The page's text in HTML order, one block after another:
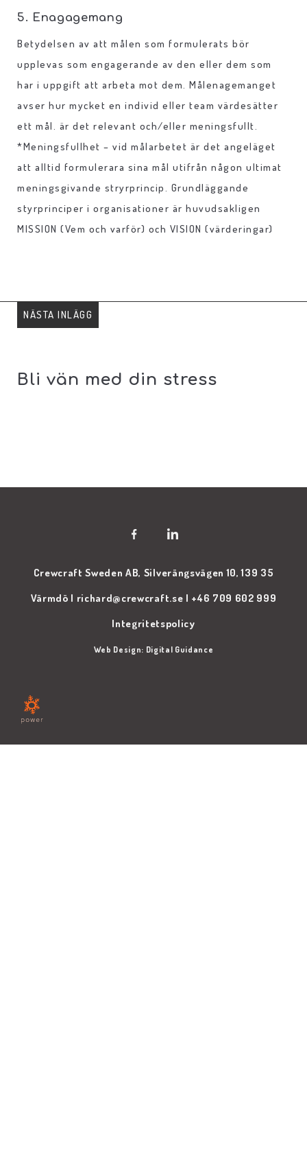
5. Enagagemang
Betydelsen av att målen som formulerats bör
upplevas som engagerande av den eller dem som
har i uppgift att arbeta mot dem. Målenagemanget
avser hur mycket en individ eller team värdesätter
ett mål. är det relevant och/eller meningsfullt.
*Meningsfullhet – vid målarbetet är det angeläget
att alltid formulerara sina mål utifrån någon ultimat
meningsgivande stryrprincip. Grundläggande
styrprinciper i organisationer är huvudsakligen
MISSION (Vem och varför) och VISION (värderingar)
NÄSTA INLÄGG
Bli vän med din stress
Crewcraft Sweden AB, Silverängsvägen 10, 139 35
Värmdö | richard@crewcraft.se | +46 709 602 999
Integritetspolicy
Web Design: Digital Guidance